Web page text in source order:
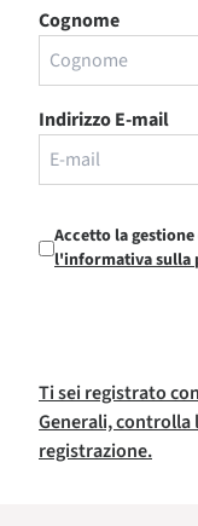
Cognome
Indirizzo E-mail
Accetto la
l'informativa sulla
Ti sei registrato
Generali, controlla
registrazione.